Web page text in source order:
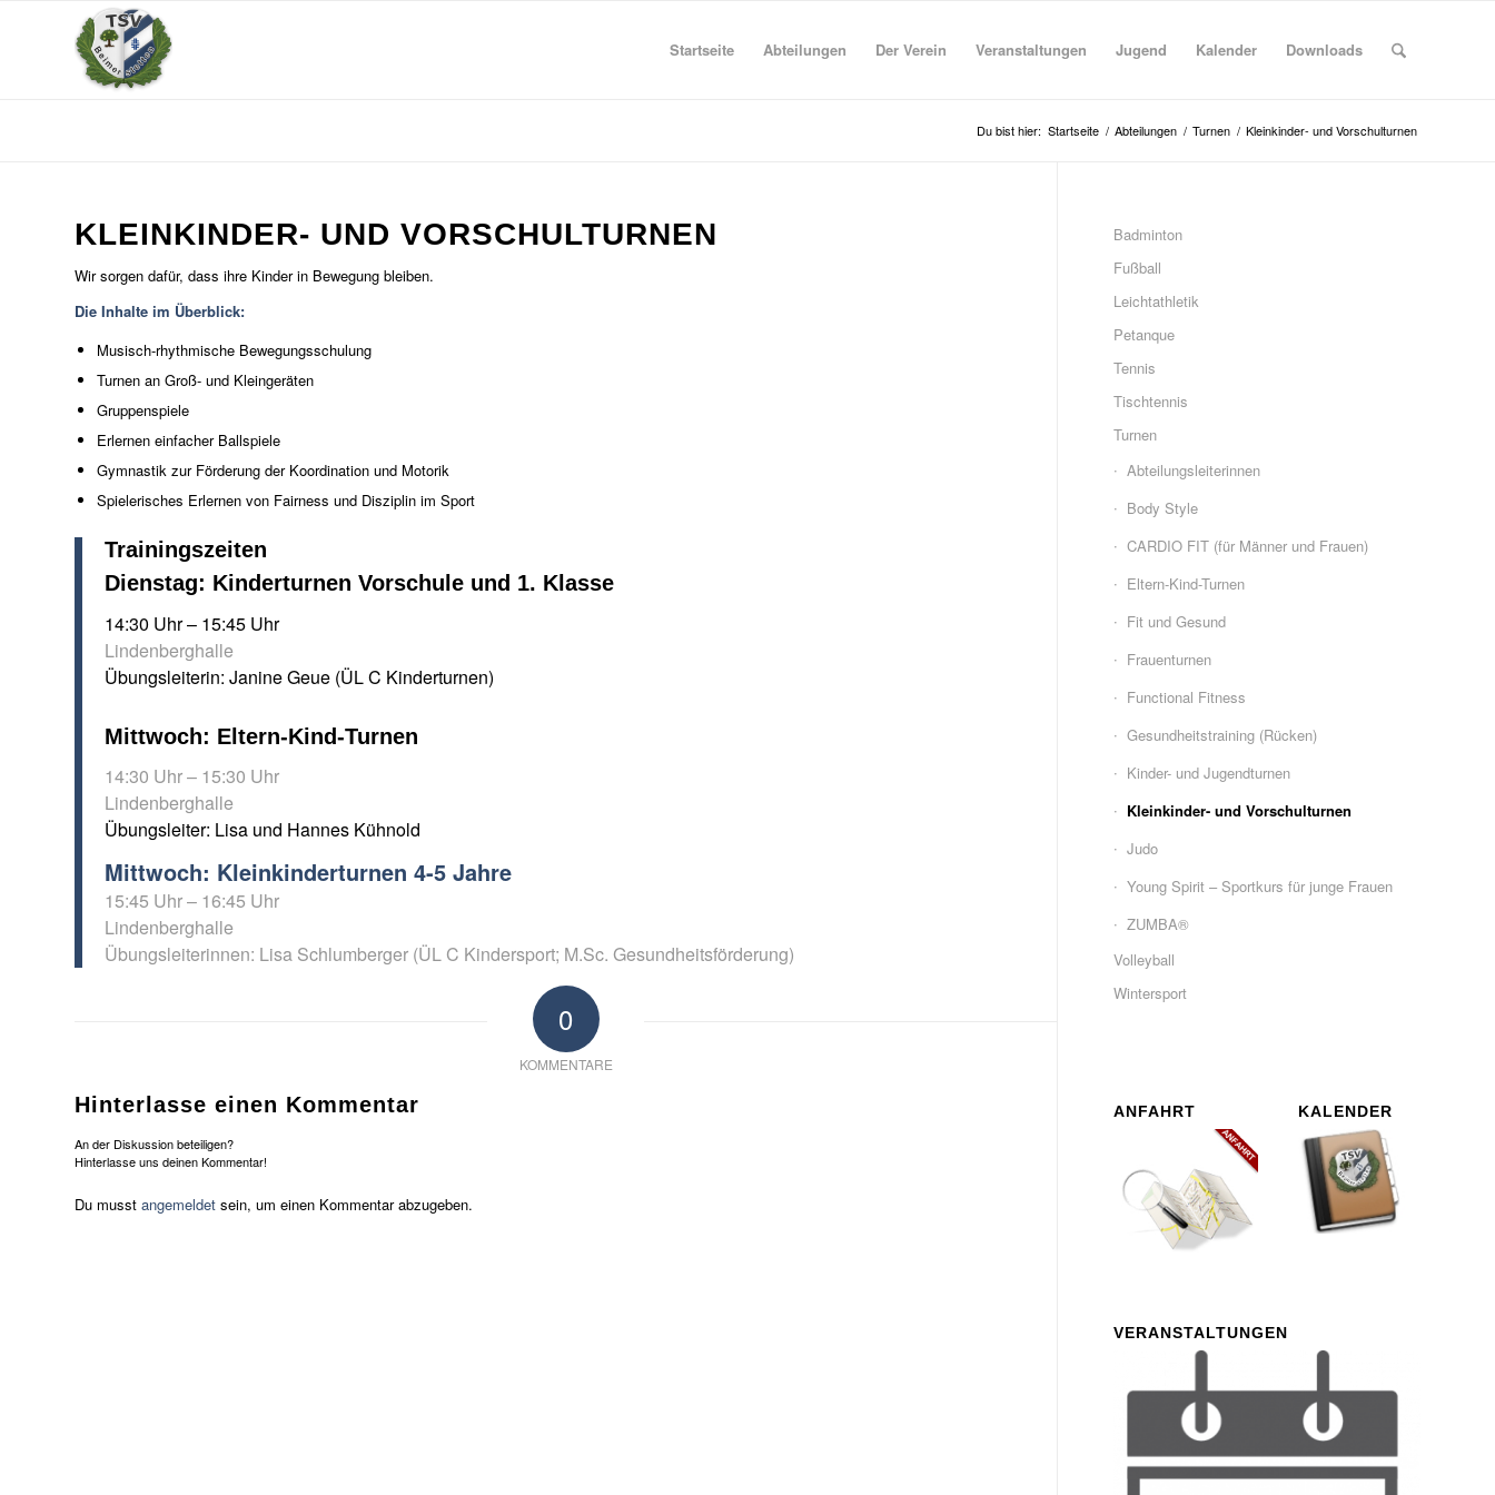
Startseite Abteilungen Der Verein Veranstaltungen Jugend Kalender Downloads
Du bist hier: Startseite / Abteilungen / Turnen / Kleinkinder- und Vorschulturnen
KLEINKINDER- UND VORSCHULTURNEN
Wir sorgen dafür, dass ihre Kinder in Bewegung bleiben.
Die Inhalte im Überblick:
Musisch-rhythmische Bewegungsschulung
Turnen an Groß- und Kleingeräten
Gruppenspiele
Erlernen einfacher Ballspiele
Gymnastik zur Förderung der Koordination und Motorik
Spielerisches Erlernen von Fairness und Disziplin im Sport
Trainingszeiten
Dienstag: Kinderturnen Vorschule und 1. Klasse
14:30 Uhr – 15:45 Uhr
Lindenberghalle
Übungsleiterin: Janine Geue (ÜL C Kinderturnen)
Mittwoch: Eltern-Kind-Turnen
14:30 Uhr – 15:30 Uhr
Lindenberghalle
Übungsleiter: Lisa und Hannes Kühnold
Mittwoch: Kleinkinderturnen 4-5 Jahre
15:45 Uhr – 16:45 Uhr
Lindenberghalle
Übungsleiterinnen: Lisa Schlumberger (ÜL C Kindersport; M.Sc. Gesundheitsförderung)
0
KOMMENTARE
Hinterlasse einen Kommentar
An der Diskussion beteiligen?
Hinterlasse uns deinen Kommentar!
Du musst angemeldet sein, um einen Kommentar abzugeben.
Badminton
Fußball
Leichtathletik
Petanque
Tennis
Tischtennis
Turnen
Abteilungsleiterinnen
Body Style
CARDIO FIT (für Männer und Frauen)
Eltern-Kind-Turnen
Fit und Gesund
Frauenturnen
Functional Fitness
Gesundheitstraining (Rücken)
Kinder- und Jugendturnen
Kleinkinder- und Vorschulturnen
Judo
Young Spirit – Sportkurs für junge Frauen
ZUMBA®
Volleyball
Wintersport
ANFAHRT KALENDER
VERANSTALTUNGEN